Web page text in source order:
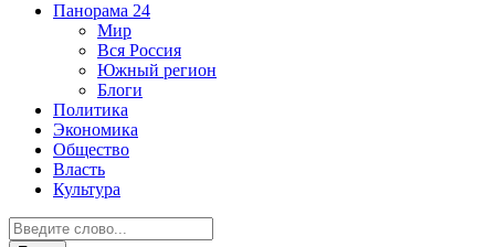
Панорама 24
Мир
Вся Россия
Южный регион
Блоги
Политика
Экономика
Общество
Власть
Культура